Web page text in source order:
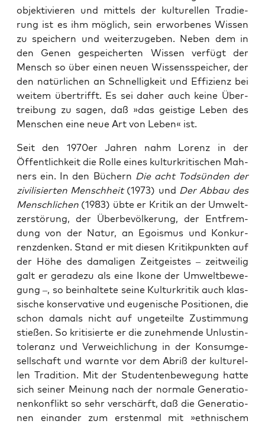
objek­ti­vie­ren und mit­tels der kul­tu­rel­len Tra­die­
rung ist es ihm mög­lich, sein erwor­be­nes Wis­sen
zu spei­chern und wei­ter­zu­ge­ben. Neben dem in
den Genen gespei­cher­ten Wis­sen ver­fügt der
Mensch so über einen neu­en Wis­sens­spei­cher, der
den natür­li­chen an Schnel­lig­keit und Effi­zi­enz bei
wei­tem über­trifft. Es sei daher auch kei­ne Über­
trei­bung zu sagen, daß »das geis­ti­ge Leben des
Men­schen eine neue Art von Leben« ist.
Seit den 1970er Jah­ren nahm Lorenz in der
Öffent­lich­keit die Rol­le eines kul­tur­kri­ti­schen Mah­
ners ein. In den Büchern Die acht Tod­sün­den der
zivi­li­sier­ten Mensch­heit(1973) und Der Abbau des
Mensch­li­chen (1983) übte er Kri­tik an der Umwelt­
zer­stö­rung, der Über­be­völ­ke­rung, der Ent­frem­
dung von der Natur, an Ego­is­mus und Kon­kur­
renz­den­ken. Stand er mit die­sen Kri­tik­punk­ten auf
der Höhe des dama­li­gen Zeit­geis­tes – zeit­wei­lig
galt er gera­de­zu als eine Iko­ne der Umwelt­be­we­
gung –, so beinhal­te­te sei­ne Kul­tur­kri­tik auch klas­
si­sche kon­ser­va­ti­ve und euge­ni­sche Posi­tio­nen, die
schon damals nicht auf unge­teil­te Zustim­mung
stie­ßen. So kri­ti­sier­te er die zuneh­men­de Unlust­in­
to­le­ranz und Ver­weich­li­chung in der Kon­sum­ge­
sell­schaft und warn­te vor dem Abriß der kul­tu­rel­
len Tra­di­ti­on. Mit der Stu­den­ten­be­we­gung hat­te
sich sei­ner Mei­nung nach der nor­ma­le Gene­ra­tio­
nen­kon­flikt so sehr ver­schärft, daß die Gene­ra­tio­
nen ein­an­der zum ersten­mal mit »eth­ni­schem